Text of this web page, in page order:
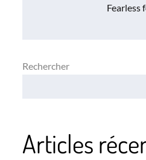
Fearless
Rechercher
Articles